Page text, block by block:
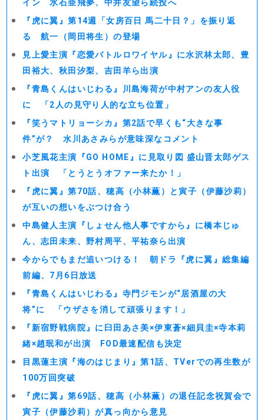
イン 水石亜飛夢、中井友望ら続投へ
『虎に翼』第14週「女房百日 馬二十日？」を振り返
る 航一（岡田将生）の登場
見上愛主演『恋愛バトルロワイヤル』に水沢林太郎、豊
田裕大、秋田汐梨、吉田羊ら出演
『青島くんはいじわる』川島海荷が中村アンの友人役
に 「2人の見守り人的な立ち位置」
『笑うマトリョーシカ』第2話で早くも“大きな事
件”が？ 水川あさみらが意味深なコメント
小芝風花主演『GO HOME』に見取り図 盛山晋太郎ゲス
ト出演 「とうとうオファー来たか！」
『虎に翼』第70話、穂高（小林薫）と寅子（伊藤沙莉）
が互いの想いをぶつけ合う
中島健人主演『しょせん他人事ですから』に橋本じゅ
ん、志田未来、野村周平、平祐奈ら出演
今からでもまだ追いつける！ 朝ドラ『虎に翼』総集編
前編、7月6日放送
『青島くんはいじわる』寺門ジモンが“居酒屋の大
将”に 「ウザさを消して頑張ります！」
『新宿野戦病院』に臼田あさ美×伊東蒼×細貝圭×寺本莉
緒×趙珉和が出演 FOD最速配信も決定
目黒蓮主演『海のはじまり』第1話、TVerでの再生数が
100万回突破
『虎に翼』第69話、穂高（小林薫）の退任記念祝賀会で
寅子（伊藤沙莉）が真っ向から意見